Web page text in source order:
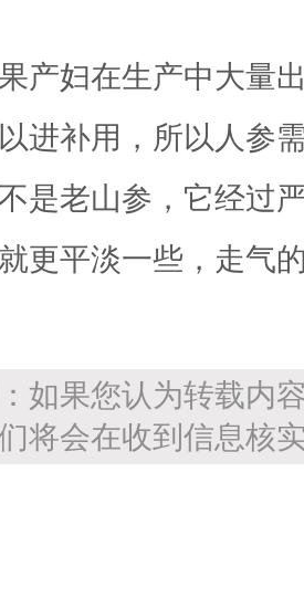
产妇在生产中大量
进补用，所以人参
是老山参，它经过
更平淡一些，走气
如果您认为转载内
将会在收到信息核